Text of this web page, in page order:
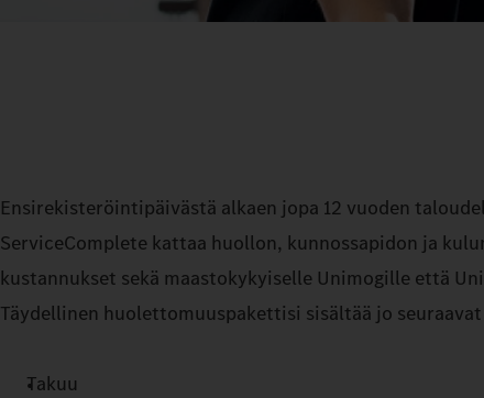
Ensirekisteröintipäivästä alkaen jopa 12 vuoden
ServiceComplete kattaa huollon, kunnossapidon ja
kustannukset sekä maastokykyiselle Unimogille että
Täydellinen huolettomuuspakettisi sisältää jo
Takuu